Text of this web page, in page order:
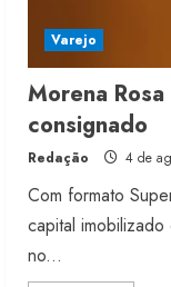
Varejo
Morena
consignado
Redação 4 de
Com formato
capital
no...